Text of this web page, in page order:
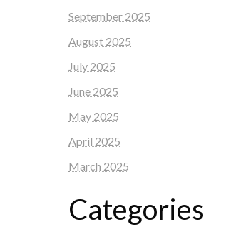
September 2025
August 2025
July 2025
June 2025
May 2025
April 2025
March 2025
Categories